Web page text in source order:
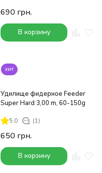
690 грн.
В корзину
хит
Удилище фидерное Feeder
Super Hard 3,00 m, 60-150g
5.0 (1)
650 грн.
В корзину